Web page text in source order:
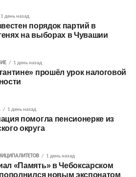
1 день назад
порядок партий в
на выборах в Чувашии
1 день назад
прошёл урок налоговой
1 день назад
помогла пенсионерке из
округа
1 день назад
«Память» в Чебоксарском
пополнился новым экспонатом